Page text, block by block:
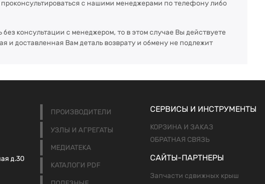
с нашими менеджерами по телефону либо
консультации с менеджером, то в этом случае Вы действуете
и доставленная Вам деталь возврату и обмену не подлежит
д.30
ПРОИЗВОДИТЕЛИ
УЗЛЫ И АГРЕГАТЫ
МЕДИАТЕКА
КАТАЛОГИ PDF
СЕРВИСЫ И ИНСТРУМЕНТЫ
КОРЗИНА И ЗАКАЗ
ОБРАТНАЯ СВЯЗЬ
САЙТЫ-ПАРТНЕРЫ
Запчасти сдвижных крыш